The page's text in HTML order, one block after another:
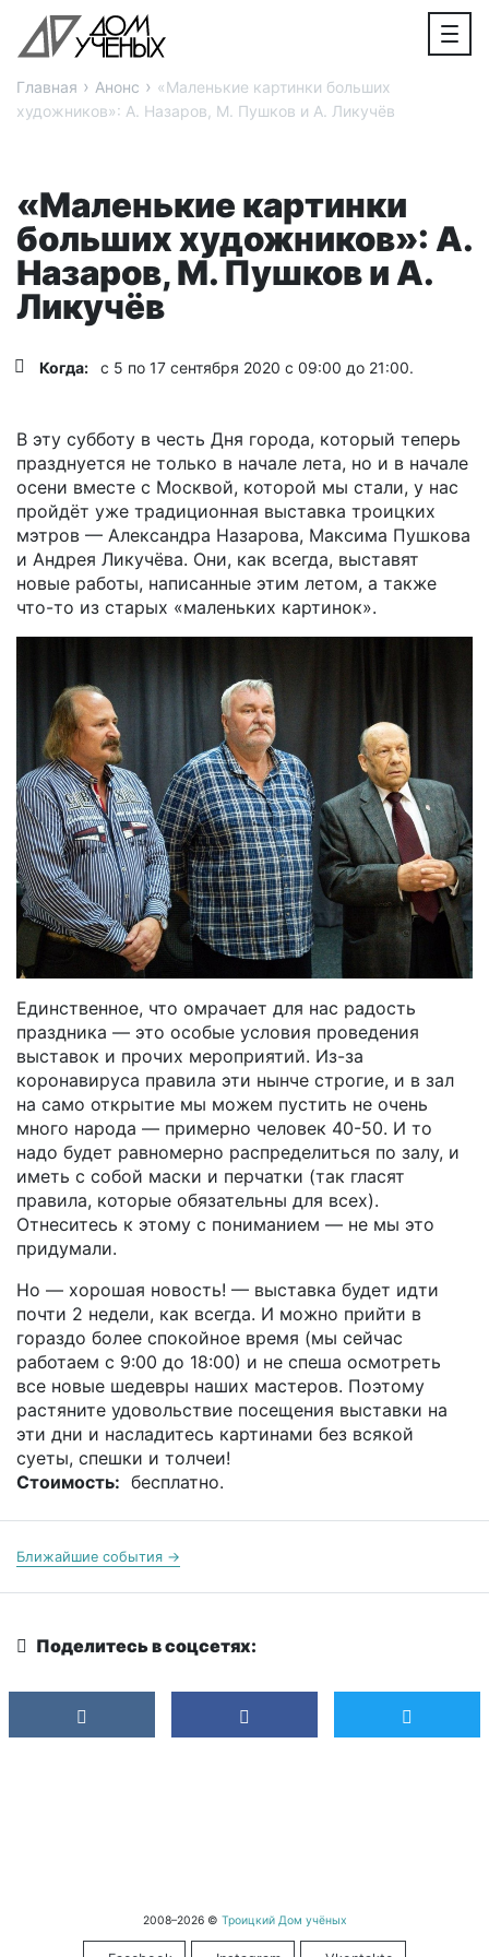
Главная › Анонс › «Маленькие картинки больших
художников»: А. Назаров, М. Пушков и А. Ликучёв
«Маленькие картинки
больших художников»: А.
Назаров, М. Пушков и А.
Ликучёв
Когда: с 5 по 17 сентября 2020 с 09:00 до 21:00.
В эту субботу в честь Дня города, который теперь
празднуется не только в начале лета, но и в начале
осени вместе с Москвой, которой мы стали, у нас
пройдёт уже традиционная выставка троицких
мэтров — Александра Назарова, Максима Пушкова
и Андрея Ликучёва. Они, как всегда, выставят
новые работы, написанные этим летом, а также
что-то из старых «маленьких картинок».
Единственное, что омрачает для нас радость
праздника — это особые условия проведения
выставок и прочих мероприятий. Из-за
коронавируса правила эти нынче строгие, и в зал
на само открытие мы можем пустить не очень
много народа — примерно человек 40-50. И то
надо будет равномерно распределиться по залу, и
иметь с собой маски и перчатки (так гласят
правила, которые обязательны для всех).
Отнеситесь к этому с пониманием — не мы это
придумали.
Но — хорошая новость! — выставка будет идти
почти 2 недели, как всегда. И можно прийти в
гораздо более спокойное время (мы сейчас
работаем с 9:00 до 18:00) и не спеша осмотреть
все новые шедевры наших мастеров. Поэтому
растяните удовольствие посещения выставки на
эти дни и насладитесь картинами без всякой
суеты, спешки и толчеи!
Стоимость: бесплатно.
Ближайшие события →
Поделитесь в соцсетях:
2008–2026 © Троицкий Дом учёных